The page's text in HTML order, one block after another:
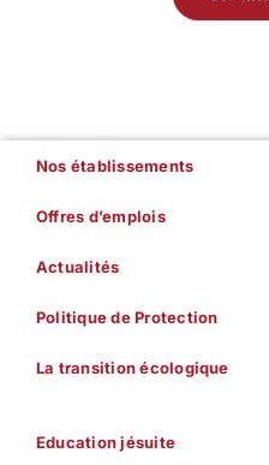
Nos établissements
Offres d’emplois
Actualités
Politique de Protection
La transition écologique
Education jésuite